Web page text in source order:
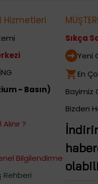
Hizmetleri
- Basın)
?
Bilgilendirme
Rehberi
Sıkça
Yeni
En
Bayimiz
Bizden